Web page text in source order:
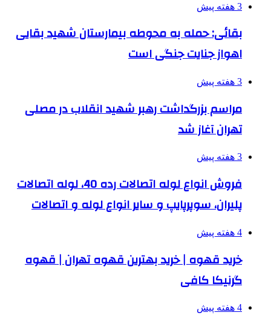
3 هفته پیش
بقائی: حمله به محوطه بیمارستان شهید بقایی
اهواز جنایت جنگی است
3 هفته پیش
مراسم بزرگداشت رهبر شهید انقلاب در مصلی
تهران آغاز شد
3 هفته پیش
فروش انواع لوله اتصالات رده 40، لوله اتصالات
پلیران، سوپرپایپ و سایر انواع لوله و اتصالات
4 هفته پیش
خرید قهوه | خرید بهترین قهوه تهران | قهوه
گرنیکا کافی
4 هفته پیش